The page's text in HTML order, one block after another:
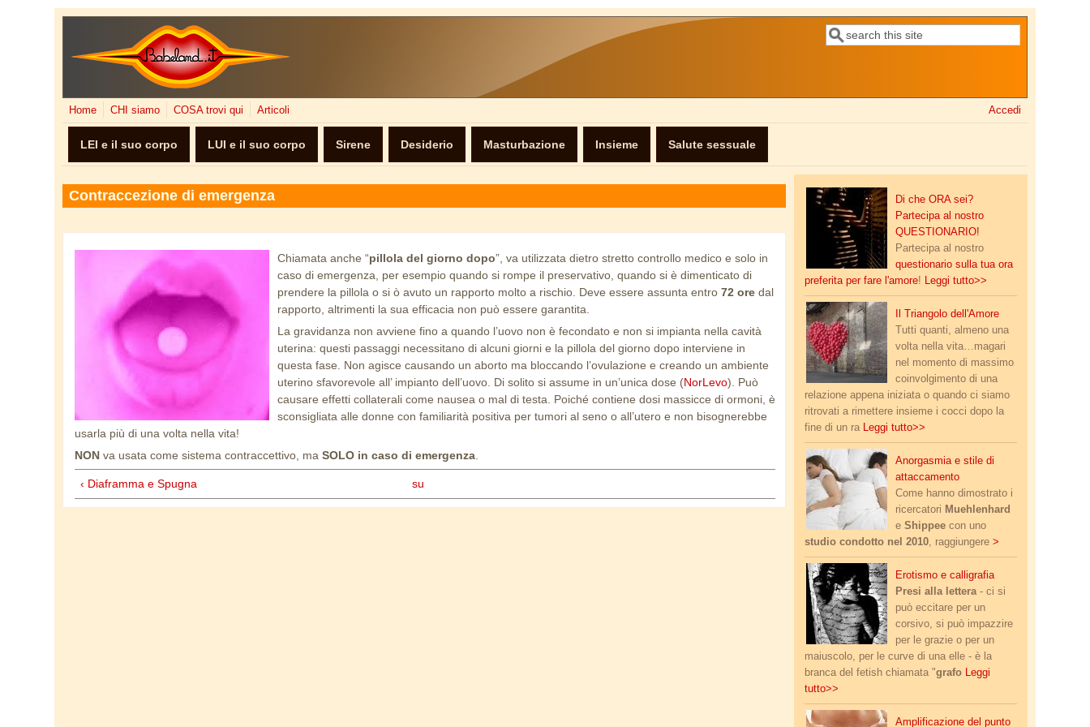
Salta al contenuto principale
Form di ricerca
Cerca
Home CHI siamo COSA trovi qui Articoli Accedi
LEI e il suo corpo LUI e il suo corpo Sirene Desiderio Masturbazione Insieme Salute sessuale
Contraccezione di emergenza
pillola_giorno_dopo.jpg
Chiamata anche “pillola del giorno dopo”, va utilizzata dietro stretto controllo medico e solo in
caso di emergenza, per esempio quando si rompe il preservativo, quando si è dimenticato di
prendere la pillola o si ò avuto un rapporto molto a rischio. Deve essere assunta entro72 ore dal
rapporto, altrimenti la sua efficacia non può essere garantita.
La gravidanza non avviene fino a quando l’uovo non è fecondato e non si impianta nella cavità
uterina: questi passaggi necessitano di alcuni giorni e la pillola del giorno dopo interviene in
questa fase. Non agisce causando un aborto ma bloccando l’ovulazione e creando un ambiente
uterino sfavorevole all’ impianto dell’uovo. Di solito si assume in un’unica dose (NorLevo). Può
causare effetti collaterali come nausea o mal di testa. Poiché contiene dosi massicce di ormoni, è
sconsigliata alle donne con familiarità positiva per tumori al seno o all’utero e non bisognerebbe
usarla più di una volta nella vita!
NON va usata come sistema contraccettivo, maSOLO in caso di emergenza
‹ Diaframma e Spugna su
peeping.jpg
Di che ORA sei?
Partecipa al nostro
QUESTIONARIO!
Partecipa al nostro
questionario sulla tua ora
preferita per fare l'amore! Leggi tutto>>
sternbergs-triangular-theory-and-the-
7-types-of-love.jpg
Il Triangolo dell'Amore
Tutti quanti, almeno una
volta nella vita…magari
nel momento di massimo
coinvolgimento di una
relazione appena iniziata o quando ci siamo
ritrovati a rimettere insieme i cocci dopo la
fine di un ra Leggi tutto>>
coppia-crisi-letto.jpgAnorgasmia e stile di
attaccamento
Come hanno dimostrato i
ricercatori Muehlenhard
eShippeecon uno
studio condotto nel 2010, raggiungere>
grafofilia.jpg
Erotismo e calligrafia
Presi alla lettera- ci si
può eccitare per un
corsivo, si può impazzire
per le grazie o per un
maiuscolo, per le curve di una elle - è la
branca del fetish chiamata "grafo Leggi
tutto>>
punto_g_amplificazione.jpg
Amplificazione del punto